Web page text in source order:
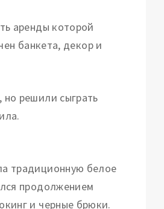
аренды которой
банкета, декор и
решили сыграть
традиционную белое
продолжением
и черные брюки.